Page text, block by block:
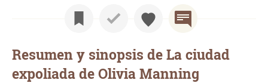
Resumen y sinopsis de La ciudad
expoliada de Olivia Manning